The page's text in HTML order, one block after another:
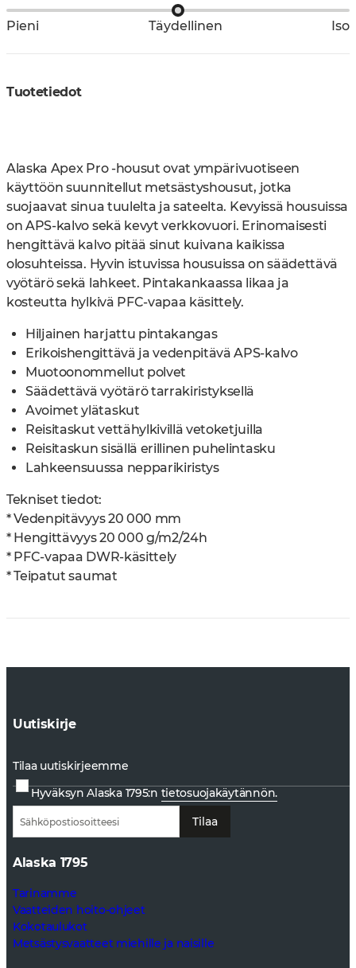
Pieni Täydellinen Iso
Tuotetiedot
Alaska Apex Pro -housut ovat ympärivuotiseen
käyttöön suunnitellut metsästyshousut, jotka
suojaavat sinua tuulelta ja sateelta. Kevyissä housuissa
on APS-kalvo sekä kevyt verkkovuori. Erinomaisesti
hengittävä kalvo pitää sinut kuivana kaikissa
olosuhteissa. Hyvin istuvissa housuissa on säädettävä
vyötärö sekä lahkeet. Pintakankaassa likaa ja
kosteutta hylkivä PFC-vapaa käsittely.
Hiljainen harjattu pintakangas
Erikoishengittävä ja vedenpitävä APS-kalvo
Muotoonommellut polvet
Säädettävä vyötärö tarrakiristyksellä
Avoimet ylätaskut
Reisitaskut vettähylkivillä vetoketjuilla
Reisitaskun sisällä erillinen puhelintasku
Lahkeensuussa nepparikiristys
Tekniset tiedot:
* Vedenpitävyys 20 000 mm
* Hengittävyys 20 000 g/m2/24h
* PFC-vapaa DWR-käsittely
* Teipatut saumat
Uutiskirje
Tilaa uutiskirjeemme
Hyväksyn Alaska 1795:n tietosuojakäytännön.
Tilaa
Alaska 1795
Tarinamme
Vaatteiden hoito-ohjeet
Kokotaulukot
Metsästysvaatteet miehille ja naisille